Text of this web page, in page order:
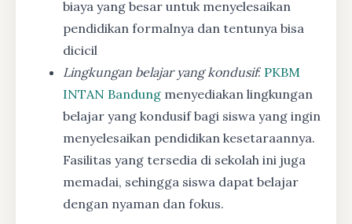
biaya yang besar untuk menyelesaikan
pendidikan formalnya dan tentunya bisa
dicicil
Lingkungan belajar yang kondusif: PKBM
INTAN Bandung menyediakan lingkungan
belajar yang kondusif bagi siswa yang ingin
menyelesaikan pendidikan kesetaraannya.
Fasilitas yang tersedia di sekolah ini juga
memadai, sehingga siswa dapat belajar
dengan nyaman dan fokus.